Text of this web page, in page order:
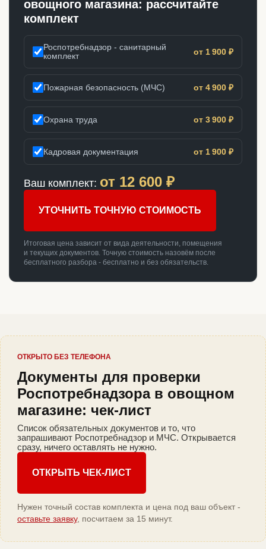
овощного магазина: рассчитайте
комплект
Роспотребнадзор - санитарный
комплект
от 1 900 ₽
Пожарная безопасность (МЧС) от 4 900 ₽
Охрана труда от 3 900 ₽
Кадровая документация от 1 900 ₽
Ваш комплект: от 12 600 ₽
УТОЧНИТЬ ТОЧНУЮ СТОИМОСТЬ
Итоговая цена зависит от вида деятельности, помещения
и текущих документов. Точную стоимость назовём после
бесплатного разбора - бесплатно и без обязательств.
ОТКРЫТО БЕЗ ТЕЛЕФОНА
Документы для проверки
Роспотребнадзора в овощном
магазине: чек-лист
Список обязательных документов и то, что
запрашивают Роспотребнадзор и МЧС. Открывается
сразу, ничего оставлять не нужно.
ОТКРЫТЬ ЧЕК-ЛИСТ
Нужен точный состав комплекта и цена под ваш объект -
оставьте заявку, посчитаем за 15 минут.